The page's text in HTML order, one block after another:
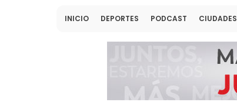
INICIO DEPORTES PODCAST CIUDADES